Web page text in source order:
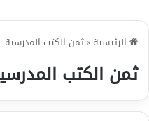
الرئيسية »ثمن الكتب المدرسية
ثمن الكتب